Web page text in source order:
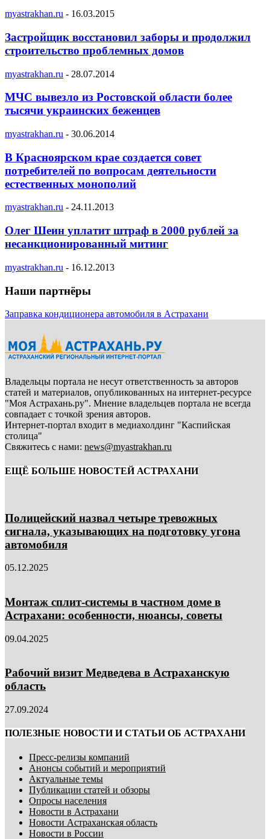
myastrakhan.ru - 16.03.2015
Застройщик восстановил заборы и продолжил
строительство проблемных домов
myastrakhan.ru - 28.07.2014
МЧС вывезло из Ростовской области более
тысячи украинских беженцев
myastrakhan.ru - 30.06.2014
В Красноярском крае создается совет
потребителей по вопросам деятельности
естественных монополий
myastrakhan.ru - 24.11.2013
Олег Шеин уплатит штраф в 2000 рублей за
несанкционированный митинг
myastrakhan.ru - 16.12.2013
Наши партнёры
Заправка кондиционера автомобиля в Астрахани
Владельцы портала не несут ответственность за авторов
статей и материалов, опубликованных на интернет-ресурсе
"Моя Астрахань.ру". Мнение владельцев портала не всегда
совпадает с точкой зрения авторов.
Интернет-портал входит в медиахолдинг "Каспийская
столица"
Свяжитесь с нами: news@myastrakhan.ru
ЕЩЁ БОЛЬШЕ НОВОСТЕЙ АСТРАХАНИ
Полицейский назвал четыре тревожных
сигнала, указывающих на подготовку угона
автомобиля
05.12.2025
Монтаж сплит-системы в частном доме в
Астрахани: особенности, нюансы, советы
09.04.2025
Рабочий визит Медведева в Астраханскую
область
27.09.2024
ПОЛЕЗНЫЕ НОВОСТИ И СТАТЬИ ОБ АСТРАХАНИ
Пресс-релизы компаний
Анонсы событий и мероприятий
Актуальные темы
Публикации статей и обзоры
Опросы населения
Новости в Астрахани
Новости Астраханская область
Новости в России